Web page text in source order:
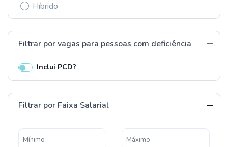
Híbrido
Filtrar por vagas para pessoas com deficiência
Inclui PCD?
Filtrar por Faixa Salarial